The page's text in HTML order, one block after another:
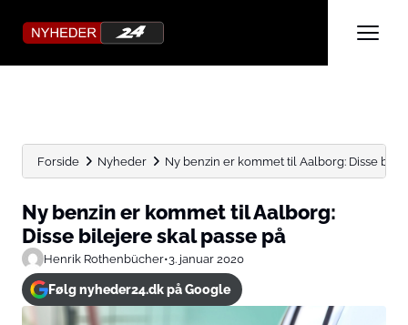
Forside Nyheder Ny benzin er kommet til Aalborg: Disse
Ny benzin er kommet til Aalborg:
Disse bilejere skal passe på
Henrik Rothenbücher•3. januar 2020
Følg nyheder24.dk på Google